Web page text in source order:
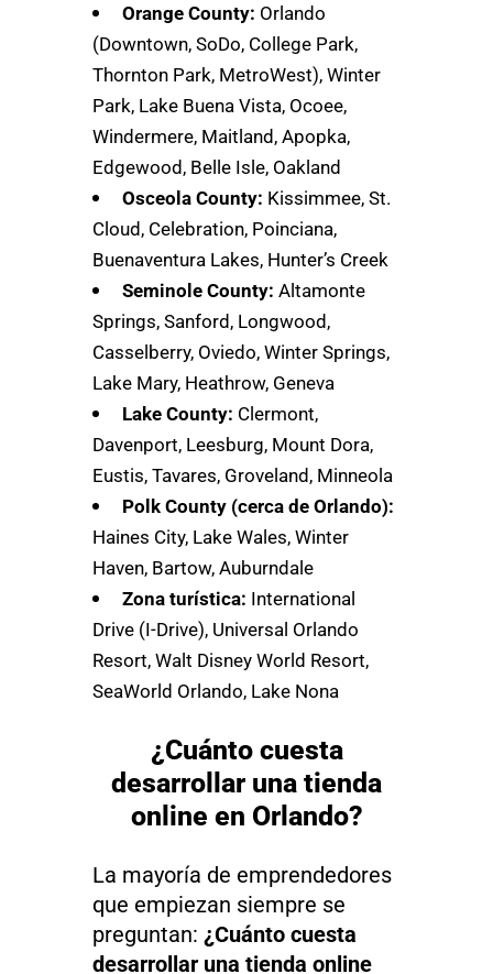
Orange County: Orlando
(Downtown, SoDo, College Park,
Thornton Park, MetroWest), Winter
Park, Lake Buena Vista, Ocoee,
Windermere, Maitland, Apopka,
Edgewood, Belle Isle, Oakland
Osceola County: Kissimmee, St.
Cloud, Celebration, Poinciana,
Buenaventura Lakes, Hunter’s Creek
Seminole County: Altamonte
Springs, Sanford, Longwood,
Casselberry, Oviedo, Winter Springs,
Lake Mary, Heathrow, Geneva
Lake County: Clermont,
Davenport, Leesburg, Mount Dora,
Eustis, Tavares, Groveland, Minneola
Polk County (cerca de Orlando):
Haines City, Lake Wales, Winter
Haven, Bartow, Auburndale
Zona turística: International
Drive (I-Drive), Universal Orlando
Resort, Walt Disney World Resort,
SeaWorld Orlando, Lake Nona
¿Cuánto cuesta
desarrollar una tienda
online en Orlando?
La mayoría de emprendedores
que empiezan siempre se
preguntan: ¿Cuánto cuesta
desarrollar una tienda online